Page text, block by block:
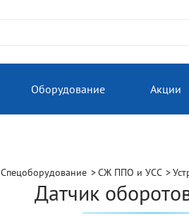
Оборудование Акции
Спецоборудование СЖ ППО и УСС
Датчик